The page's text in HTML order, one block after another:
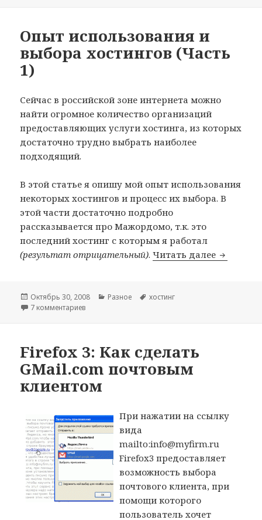
Опыт использования и
выбора хостингов (Часть
1)
Сейчас в российской зоне интернета можно
найти огромное количество организаций
предоставляющих услуги хостинга, из которых
достаточно трудно выбрать наиболее
подходящий.
В этой статье я опишу мой опыт использования
некоторых хостингов и процесс их выбора. В
этой части достаточно подробно
рассказывается про Мажордомо, т.к. это
последний хостинг с которым я работал
(результат отрицательный).Читать далее Опыт
Опубликовано
Октябрь 30, 2008 Рубрики
Разное Метки
хостинг
7 комментариев
Firefox 3: Как сделать
GMail.com почтовым
клиентом
При нажатии на ссылку
вида
mailto:info@myfirm.ru
Firefox3 предоставляет
возможность выбора
почтового клиента, при
помощи которого
пользователь хочет